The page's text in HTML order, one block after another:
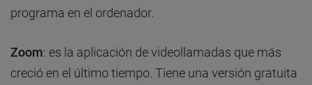
programa en el ordenador.
Zoom: es la aplicación de videollamadas que más
creció en el último tiempo. Tiene una versión gratuita